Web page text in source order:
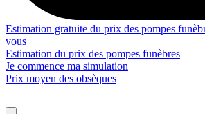
Estimation gratuite du prix des pompes
vous
Estimation du prix des pompes funèbres
Je commence ma simulation
Prix moyen des obsèques